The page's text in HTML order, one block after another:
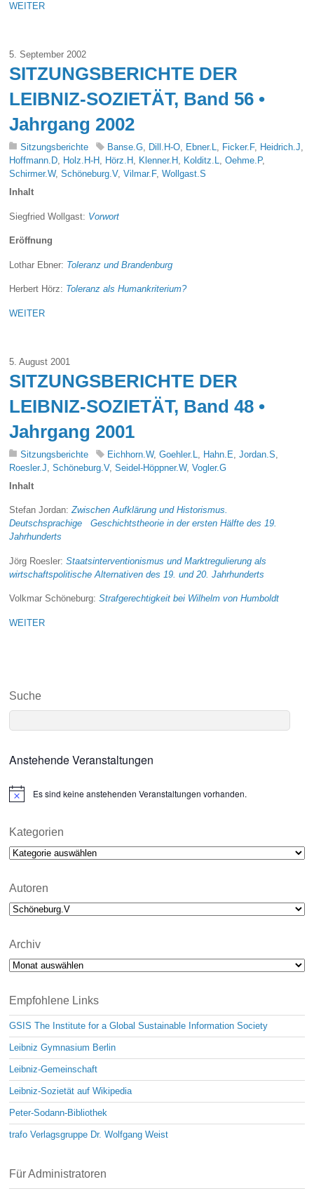
WEITER
5. September 2002
SITZUNGSBERICHTE DER
LEIBNIZ-SOZIETÄT, Band 56 •
Jahrgang 2002
Sitzungsberichte Banse.G, Dill.H-O, Ebner.L, Ficker.F, Heidrich.J,
Hoffmann.D, Holz.H-H , Hörz.H , Klenner.H , Kolditz.L,Oehme.P,
Schirmer.W,Schöneburg.V,Vilmar.F,Wollgast.S
Inhalt
Siegfried Wollgast: Vorwort
Eröffnung
Lothar Ebner: Toleranz und Brandenburg
Herbert Hörz: Toleranz als Humankriterium?
WEITER
5. August 2001
SITZUNGSBERICHTE DER
LEIBNIZ-SOZIETÄT, Band 48 •
Jahrgang 2001
Sitzungsberichte Eichhorn.W,Goehler.L Hahn.E ,Jordan.S
Roesler.J ,Schöneburg.V,Seidel-Höppner.W,Vogler.G
Inhalt
Stefan Jordan:Zwischen Aufklärung und Historismus.
Deutschsprachige Geschichtstheorie in der ersten Hälfte des 19.
Jahrhunderts
Jörg Roesler:Staatsinterventionismus und Marktregulierung als
wirtschaftspolitische Alternativen des 19. und 20. Jahrhunderts
Volkmar Schöneburg:Strafgerechtigkeit bei Wilhelm von Humboldt
WEITER
Suche
Anstehende Veranstaltungen
N
i
e
Es sind keine anstehenden Veranstaltungen vorhanden.
Kategorien
Kategorien
Autoren
Archiv
Archiv
Empfohlene Links
GSIS The Institute for a Global Sustainable Information Society
Leibniz Gymnasium Berlin
Leibniz-Gemeinschaft
Leibniz-Sozietät auf Wikipedia
Peter-Sodann-Bibliothek
trafo Verlagsgruppe Dr. Wolfgang Weist
Für Administratoren